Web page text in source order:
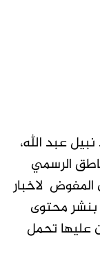
عبد الله،
الرسمي
المفوض لاخبار
بنشر محتوى
عليها تحمل